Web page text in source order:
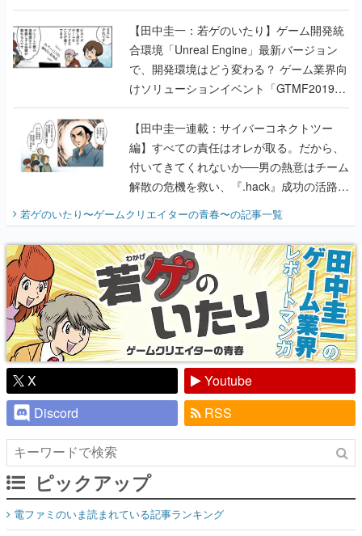
のいたり】
【田中圭一：若ゲのいたり】ゲーム開発統
合環境「Unreal Engine」最新バージョン
で、開発環境はどう変わる？ ゲーム業界向
けソリューションイベント「GTMF2019」
に行って、より理解を深めよう【PR】
【田中圭一連載：サイバーコネクトツー
編】すべての責任はオレが取る。だから、
付いてきてくれないか──男の熱意はチーム
解散の危機を救い、『.hack』成功の活路を
開く。業界の快男児・松山 洋に流れる血は
『少年ジャンプ』色だった【若ゲのいた
り】
若ゲのいたり〜ゲームクリエイターの青春〜の記事一覧
X
Youtube
Discord
RSS
ピックアップ
電ファミのいま読まれている記事ランキング